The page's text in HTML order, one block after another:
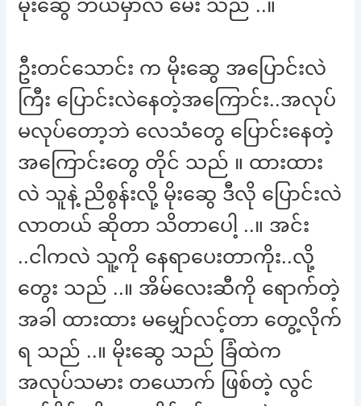
မိုးဆွေ ဘယ်မှာလဲ မေး သည် ..။
ဦးတင်သောင်း က မိုးဆွေ အပြောင်းလဲ
ကြီး ပြောင်းလဲနေတဲ့အကြောင်း..အလုပ်
မလုပ်တော့ဘဲ လေသံတွေ ပြောင်းနေတဲ့
အကြောင်းတွေ တိုင် သည် ။ ထားထား
လဲ သူနဲ့ ညိစွန်းလို့ မိုးဆွေ ဒီလို ပြောင်းလဲ
လာတယ် ဆိုတာ သိတာပေါ့ ..။ အင်း
..ငါကလဲ သူ့ကို နေရာပေးတာကိုး..လို့
တွေး သည် ..။ အိမ်လေးဆီကို ရောက်တဲ့
အခါ ထားထား မမျှော်လင့်တာ တွေ့လိုက်
ရ သည် ..။ မိုးဆွေ သည် ခြံထဲက
အလုပ်သမား တယောက် ဖြစ်တဲ့ လွင်